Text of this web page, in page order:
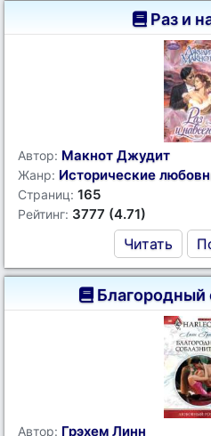
Раз и
Автор: Макнот Джудит
Жанр: Исторические
Страниц: 165
Рейтинг: 3777 (4.71)
Читать
Благородный
Автор: Грэхем Линн